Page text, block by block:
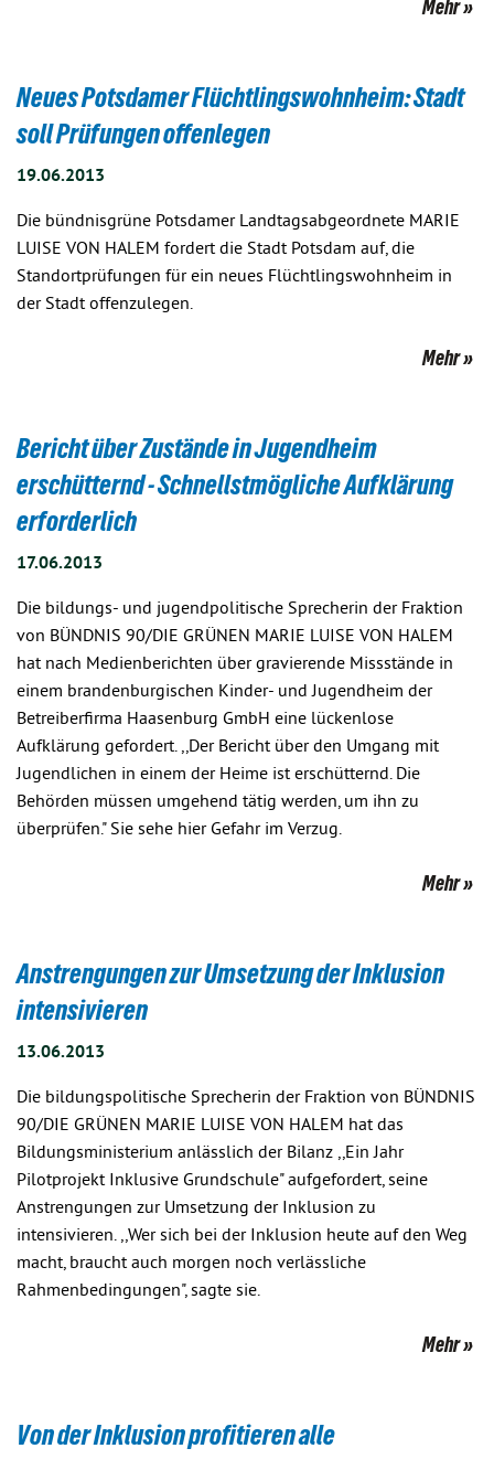
Mehr
Neues Potsdamer Flüchtlingswohnheim: Stadt
soll Prüfungen offenlegen
19.06.2013
Die bündnisgrüne Potsdamer Landtagsabgeordnete MARIE
LUISE VON HALEM fordert die Stadt Potsdam auf, die
Standortprüfungen für ein neues Flüchtlingswohnheim in
der Stadt offenzulegen.
Mehr
Bericht über Zustände in Jugendheim
erschütternd - Schnellstmögliche Aufklärung
erforderlich
17.06.2013
Die bildungs- und jugendpolitische Sprecherin der Fraktion
von BÜNDNIS 90/DIE GRÜNEN MARIE LUISE VON HALEM
hat nach Medienberichten über gravierende Missstände in
einem brandenburgischen Kinder- und Jugendheim der
Betreiberfirma Haasenburg GmbH eine lückenlose
Aufklärung gefordert. ,,Der Bericht über den Umgang mit
Jugendlichen in einem der Heime ist erschütternd. Die
Behörden müssen umgehend tätig werden, um ihn zu
überprüfen." Sie sehe hier Gefahr im Verzug.
Mehr
Anstrengungen zur Umsetzung der Inklusion
intensivieren
13.06.2013
Die bildungspolitische Sprecherin der Fraktion von BÜNDNIS
90/DIE GRÜNEN MARIE LUISE VON HALEM hat das
Bildungsministerium anlässlich der Bilanz ,,Ein Jahr
Pilotprojekt Inklusive Grundschule" aufgefordert, seine
Anstrengungen zur Umsetzung der Inklusion zu
intensivieren. ,,Wer sich bei der Inklusion heute auf den Weg
macht, braucht auch morgen noch verlässliche
Rahmenbedingungen", sagte sie.
Mehr
Von der Inklusion profitieren alle